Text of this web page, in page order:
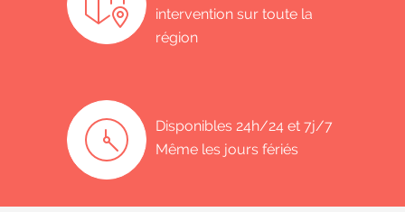
intervention sur toute la
région
Disponibles 24h/24 et 7j/7
Même les jours fériés